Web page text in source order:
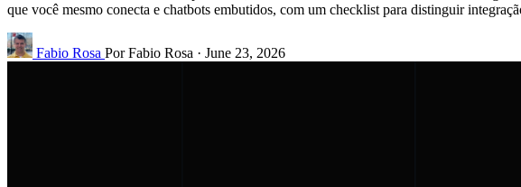
que você mesmo conecta e chatbots embutidos, com um checklist para distinguir
Fabio Rosa Por Fabio Rosa · June 23, 2026